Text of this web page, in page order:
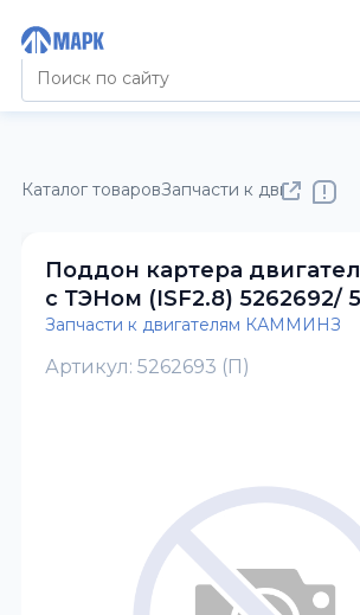
Каталог товаровЗапчасти к
Поддон картера
с ТЭНом (ISF2.8) 5262692/
Запчасти к двигателям КАММИНЗ
Артикул: 5262693 (П)